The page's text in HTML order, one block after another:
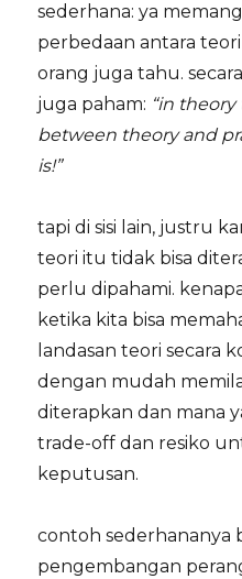
sederhana: ya
perbedaan antara
orang juga tahu.
juga paham: “in
between theory and
is!”
tapi di sisi lain, justru
teori itu tidak bisa
perlu dipahami.
ketika kita bisa
landasan teori secara
dengan mudah
diterapkan dan mana
trade-off dan resiko
keputusan.
contoh sederhananya
pengembangan